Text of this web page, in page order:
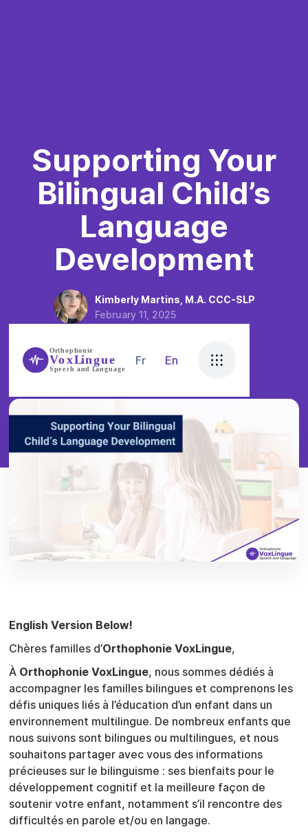
Supporting Your
Bilingual Child’s
Language
Development
Kimberly Martins, M.A. CCC-SLP
February 11, 2025
Fr En
English Version Below!
Chères familles d’Orthophonie VoxLingue,
À Orthophonie VoxLingue, nous sommes dédiés à
accompagner les familles bilingues et comprenons les
défis uniques liés à l’éducation d’un enfant dans un
environnement multilingue. De nombreux enfants que
nous suivons sont bilingues ou multilingues, et nous
souhaitons partager avec vous des informations
précieuses sur le bilinguisme : ses bienfaits pour le
développement cognitif et la meilleure façon de
soutenir votre enfant, notamment s’il rencontre des
difficultés en parole et/ou en langage.